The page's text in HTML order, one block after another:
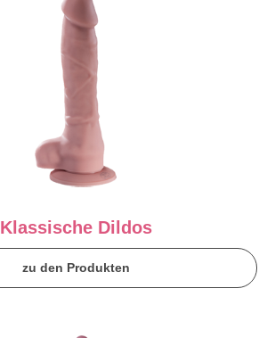
Klassische Dildos
zu den Produkten